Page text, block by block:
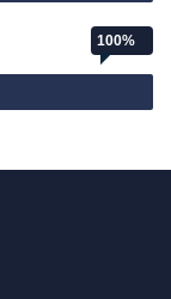
100%